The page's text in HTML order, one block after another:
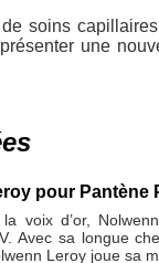
soins
une
pour Pantène
voix d’or,
Avec sa longue
Leroy joue sa